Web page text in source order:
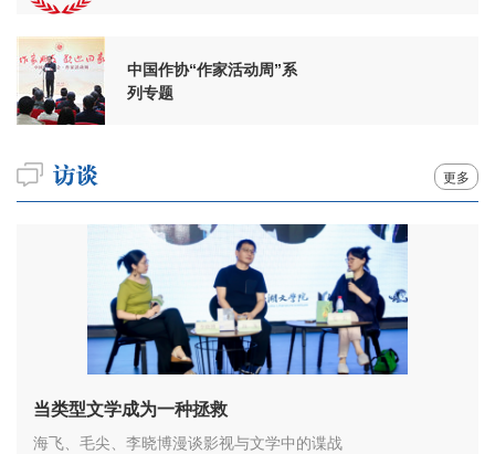
中国作协“作家活动周”系
列专题
更多
当类型文学成为一种拯救
海飞、毛尖、李晓博漫谈影视与文学中的谍战